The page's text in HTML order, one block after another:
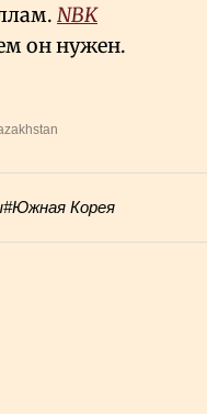
NBK
он нужен.
#Южная Корея